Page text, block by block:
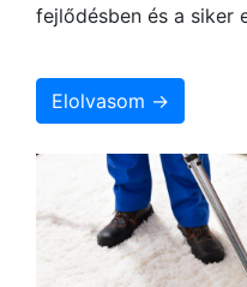
fejlődésben és a siker
Elolvasom →